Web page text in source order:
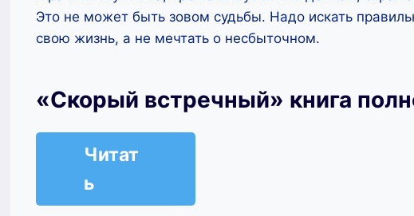
Это не может быть зовом судьбы. Надо искать
свою жизнь, а не мечтать о несбыточном.
«Скорый встречный» книга
Читат
ь